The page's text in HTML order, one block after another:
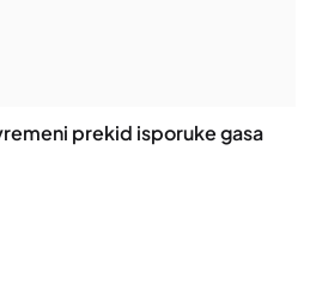
prekid isporuke gasa